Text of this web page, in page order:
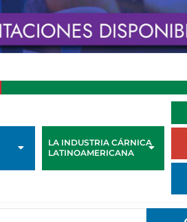
LA INDUSTRIA CÁRNICA
LATINOAMERICANA